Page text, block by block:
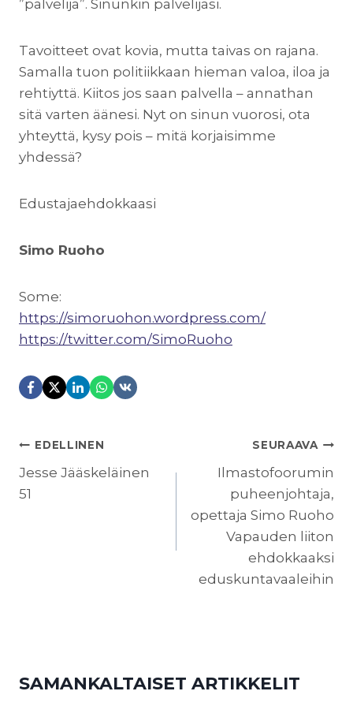
”palvelija”. Sinunkin palvelijasi.
Tavoitteet ovat kovia, mutta taivas on rajana.
Samalla tuon politiikkaan hieman valoa, iloa ja
rehtiyttä. Kiitos jos saan palvella – annathan
sitä varten äänesi. Nyt on sinun vuorosi, ota
yhteyttä, kysy pois – mitä korjaisimme
yhdessä?
Edustajaehdokkaasi
Simo Ruoho
Some:
https://simoruohon.wordpress.com/
https://twitter.com/SimoRuoho
ARTIKKELIEN
SELAUS
EDELLINEN
Jesse Jääskeläinen
51
SEURAAVA
Ilmastofoorumin
puheenjohtaja,
opettaja Simo Ruoho
Vapauden liiton
ehdokkaaksi
eduskuntavaaleihin
SAMANKALTAISET ARTIKKELIT